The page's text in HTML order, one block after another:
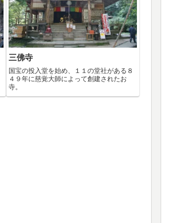
三佛寺
国宝の投入堂を始め、１１の堂社がある８
４９年に慈覚大師によって創建されたお
寺。